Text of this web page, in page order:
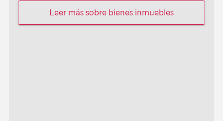
Leer más sobre bienes inmuebles